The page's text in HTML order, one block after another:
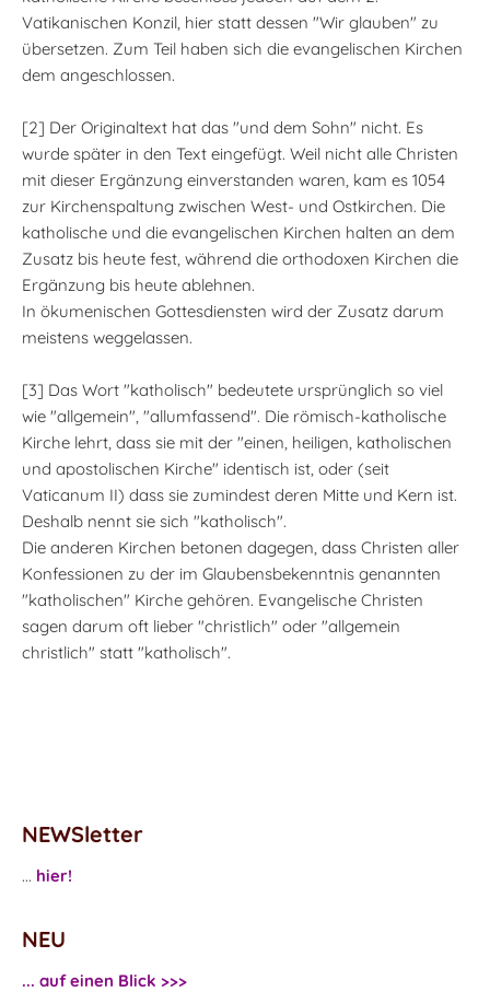
Vatikanischen Konzil, hier statt dessen "Wir glauben" zu
übersetzen. Zum Teil haben sich die evangelischen Kirchen
dem angeschlossen.
[2] Der Originaltext hat das "und dem Sohn" nicht. Es
wurde später in den Text eingefügt. Weil nicht alle Christen
mit dieser Ergänzung einverstanden waren, kam es 1054
zur Kirchenspaltung zwischen West- und Ostkirchen. Die
katholische und die evangelischen Kirchen halten an dem
Zusatz bis heute fest, während die orthodoxen Kirchen die
Ergänzung bis heute ablehnen.
In ökumenischen Gottesdiensten wird der Zusatz darum
meistens weggelassen.
[3] Das Wort "katholisch" bedeutete ursprünglich so viel
wie "allgemein", "allumfassend". Die römisch-katholische
Kirche lehrt, dass sie mit der "einen, heiligen, katholischen
und apostolischen Kirche" identisch ist, oder (seit
Vaticanum II) dass sie zumindest deren Mitte und Kern ist.
Deshalb nennt sie sich "katholisch".
Die anderen Kirchen betonen dagegen, dass Christen aller
Konfessionen zu der im Glaubensbekenntnis genannten
"katholischen" Kirche gehören. Evangelische Christen
sagen darum oft lieber "christlich" oder "allgemein
christlich" statt "katholisch".
NEWSletter
... hier!
NEU
... auf einen Blick >>>